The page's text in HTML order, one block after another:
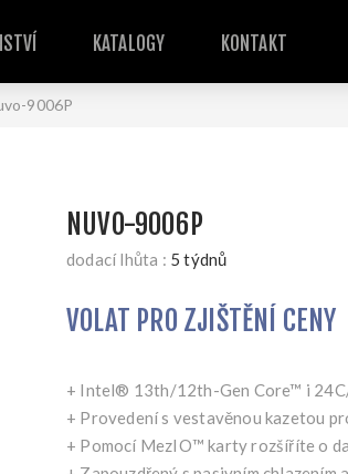
KATALOGY KONTAKT
9006P
NUVO-9006P
dodací lhůta : 5 týdnů
VOLAT PRO ZJIŠTĚNÍ CENY
+ Intel® 13th/12th-Gen Core™ i
+ Provedení s vestavěnou kazetou
+ Pomocí MezIO™ karty rozšíříte o